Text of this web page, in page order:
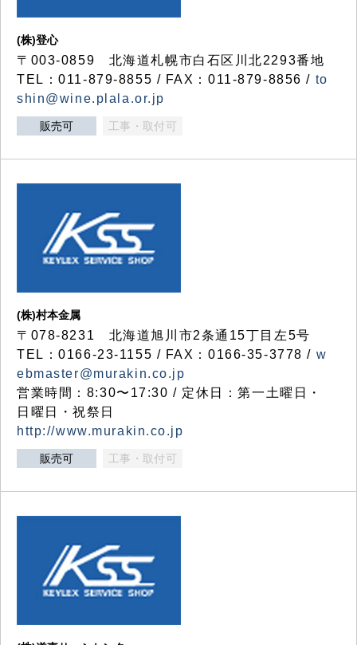
(株)登心
〒003-0859 北海道札幌市白石区川北2293番地
TEL：011-879-8855 / FAX：011-879-8856 / to
shin@wine.plala.or.jp
販売可 工事・取付可
(株)村本金属
〒078-8231 北海道旭川市2条通15丁目左5号
TEL：0166-23-1155 / FAX：0166-35-3778 / w
ebmaster@murakin.co.jp
営業時間：8:30〜17:30 / 定休日：第一土曜日・
日曜日・祝祭日
http://www.murakin.co.jp
販売可 工事・取付可